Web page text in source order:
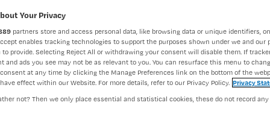
Your Privacy
partners store and access personal data, like browsing data or unique identifiers,
enables tracking technologies to support the purposes shown under we and our
to provide. Selecting Reject All or withdrawing your consent will disable them. If
and ads you see may not be as relevant to you. You can resurface this menu to
at any time by clicking the Manage Preferences link on the bottom of the
effect within our Website. For more details, refer to our Privacy Policy. Privacy
not? Then we only place essential and statistical cookies, these do not record